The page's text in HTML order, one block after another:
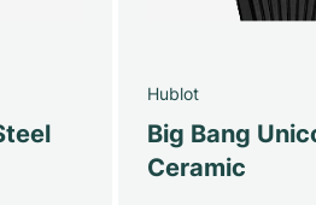
Hublot
Big Bang
Ceramic